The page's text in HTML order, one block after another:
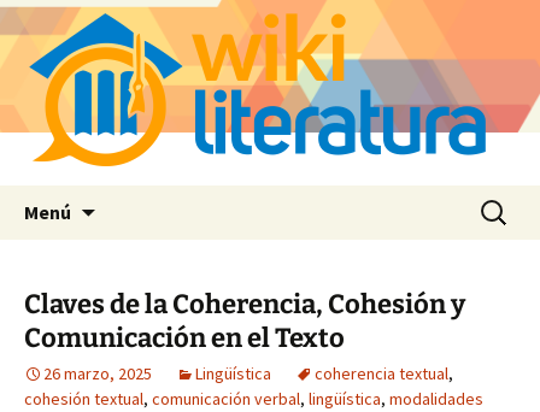
Menú Buscar:
Claves de la Coherencia, Cohesión y
Comunicación en el Texto
26 marzo, 2025 Lingüística coherencia textual,
cohesión textual, comunicación verbal, lingüística, modalidades